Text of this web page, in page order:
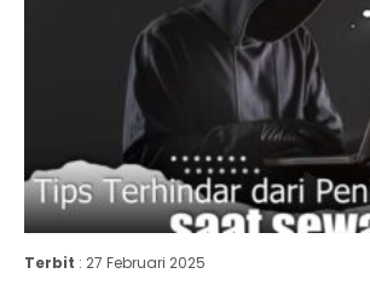
Terbit : 27 Februari 2025